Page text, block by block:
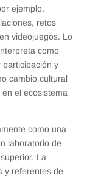
ejemplo,
retos
videojuegos. Lo
como
y
cambio cultural
el ecosistema
como una
laboratorio de
La
y referentes de